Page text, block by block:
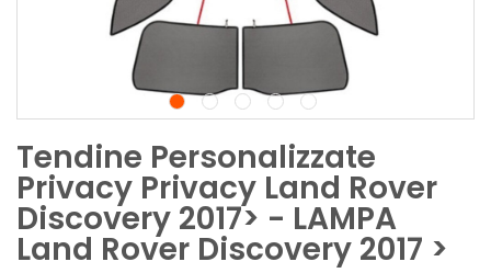
Tendine Personalizzate
Privacy Privacy Land Rover
Discovery 2017> - LAMPA
Land Rover Discovery 2017 >